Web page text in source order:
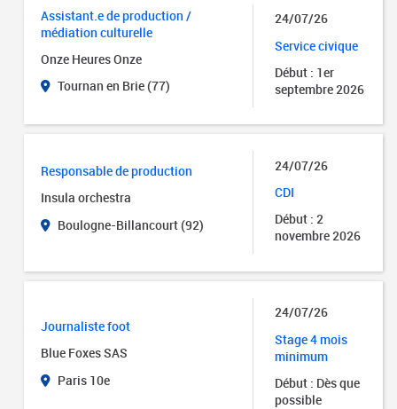
Assistant.e de production /
médiation culturelle
Onze Heures Onze
Tournan en Brie (77)
24/07/26
Service civique
Début : 1er
septembre 2026
Responsable de production
Insula orchestra
Boulogne-Billancourt (92)
24/07/26
CDI
Début : 2
novembre 2026
Journaliste foot
Blue Foxes SAS
Paris 10e
24/07/26
Stage 4 mois
minimum
Début : Dès que
possible